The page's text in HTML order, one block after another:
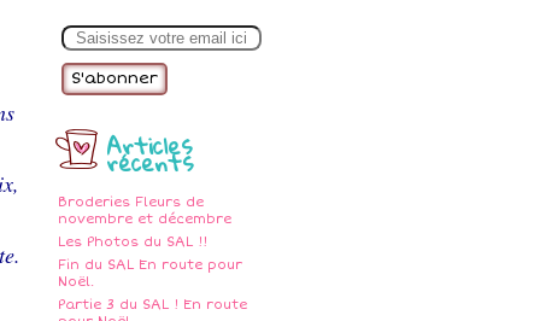
m
Articles
récents
Broderies Fleurs de
novembre et décembre
Les Photos du SAL !!
Fin du SAL En route pour
Noël.
Partie 3 du SAL ! En route